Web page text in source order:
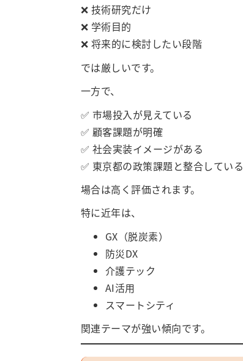
❌ 技術研究だけ
❌ 学術目的
❌ 将来的に検討したい段階
では厳しいです。
一方で、
✅ 市場投入が見えている
✅ 顧客課題が明確
✅ 社会実装イメージがある
✅ 東京都の政策課題と整合している
場合は高く評価されます。
特に近年は、
GX（脱炭素）
防災DX
介護テック
AI活用
スマートシティ
関連テーマが強い傾向です。